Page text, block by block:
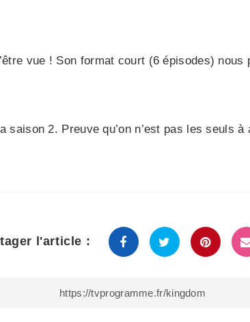
vue ! Son format court (6 épisodes)
saison 2. Preuve qu’on n’est pas les seuls à
l'article :